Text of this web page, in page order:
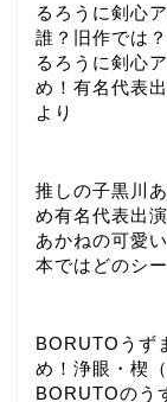
るろうに剣心
誰？旧作では
るろうに剣心
め！有名代表
より
推しの子黒川
め有名代表出
あかねの可愛
本ではどのシ
BORUTOうず
め！浄眼・楔
BORUTOのう